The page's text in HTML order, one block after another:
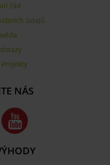
řád
údajů
Projekty
NÁS